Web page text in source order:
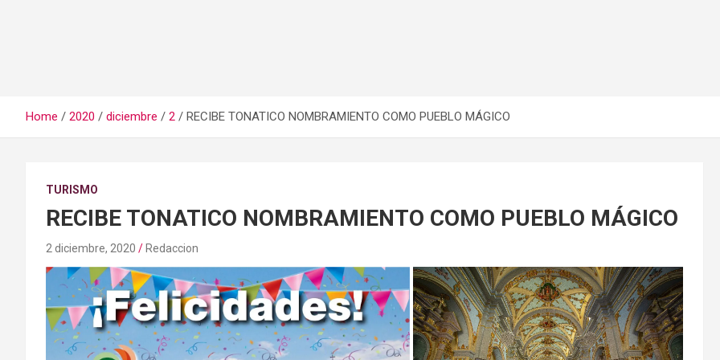
Home 2020 diciembre 2 RECIBE TONATICO NOMBRAMIENTO COMO PUEBLO MÁGICO
TURISMO
RECIBE TONATICO NOMBRAMIENTO COMO PUEBLO MÁGICO
2 diciembre, 2020 Redaccion